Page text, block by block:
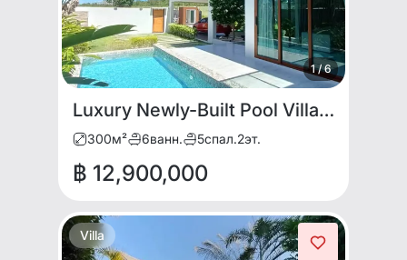
1/6
Luxury Newly-Built Pool Villas For Sale – Unique & Exclusive
300м² 6ванн. 5спал.2эт.
฿ 12,900,000
Villa